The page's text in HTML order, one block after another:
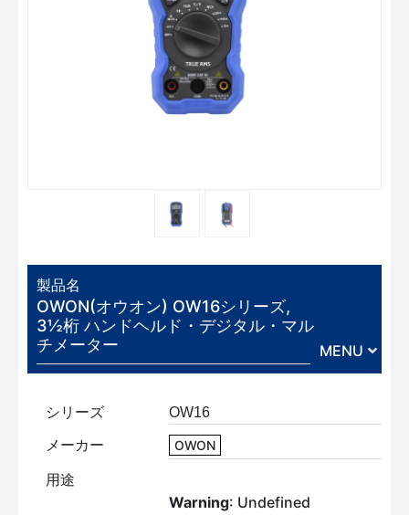
製品名
OWON(オウオン) OW16シリーズ,
3½桁 ハンドヘルド・デジタル・マル
チメーター
MENU
シリーズ OW16
メーカー OWON
用途
Warning: Undefined